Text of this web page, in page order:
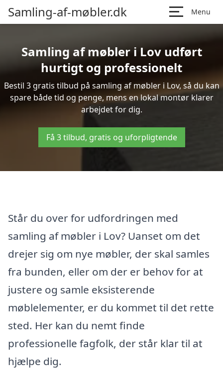
Samling-af-møbler.dk Menu
Samling af møbler i Lov udført
hurtigt og professionelt
Bestil 3 gratis tilbud på samling af møbler i Lov, så du kan
spare både tid og penge, mens en lokal montør klarer
arbejdet for dig.
Få 3 tilbud, gratis og uforpligtende
Står du over for udfordringen med
samling af møbler i Lov? Uanset om det
drejer sig om nye møbler, der skal samles
fra bunden, eller om der er behov for at
justere og samle eksisterende
møblelementer, er du kommet til det rette
sted. Her kan du nemt finde
professionelle fagfolk, der står klar til at
hjælpe dig.